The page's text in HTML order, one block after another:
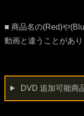
■ 商品名の(Red)や
動画と違うことがあり
DVD 追加可能商